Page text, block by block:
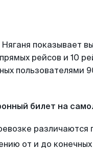
показывает
рейсов и 10
пользователями
билет на
различаются
от и до конечных